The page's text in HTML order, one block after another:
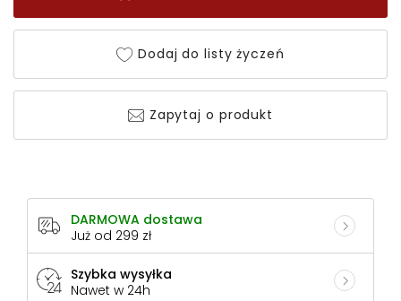
Dodaj do listy życzeń
Zapytaj o produkt
DARMOWA dostawa
Już od 299 zł
Szybka wysyłka
Nawet w 24h